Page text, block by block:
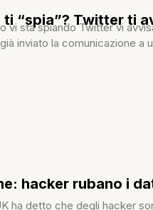
“spia”? Twitter ti
vi sta spiando Twitter vi
inviato la comunicazione a
hacker rubano i
ha detto che degli hacker